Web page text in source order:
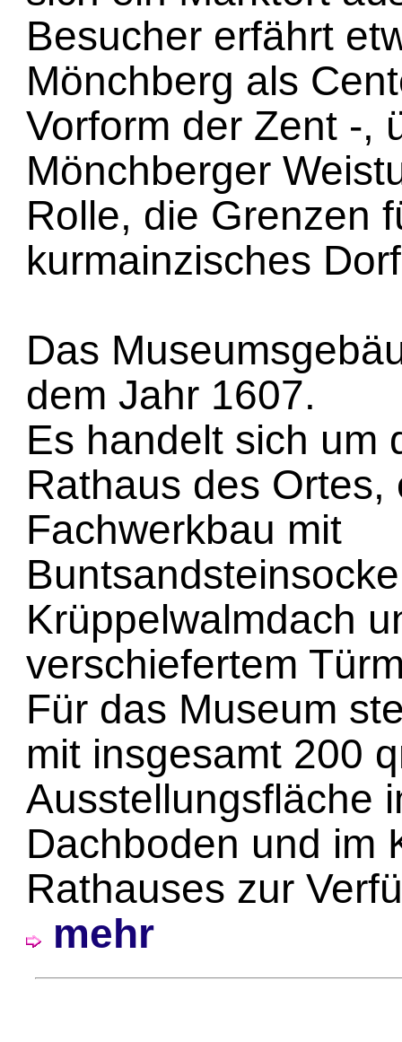
Besucher erfährt
Mönchberg als
Vorform der Zent -,
Mönchberger
Rolle, die Grenzen
kurmainzisches
Das
dem Jahr 1607.
Es handelt sich um
Rathaus des Ortes,
Fachwerkbau mit
Krüppelwalmdach
verschiefertem
Für das Museum
mit insgesamt 200
Ausstellungsfläche
Dachboden und im
Rathauses zur
mehr